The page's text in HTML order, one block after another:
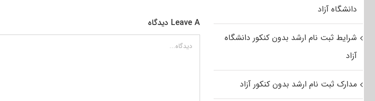
Leave A دیدگاه
دیدگاه
دانشگاه آزاد
شرایط ثبت نام ارشد بدون کنکور دانشگاه
آزاد
مدارک ثبت نام ارشد بدون کنکور آزاد